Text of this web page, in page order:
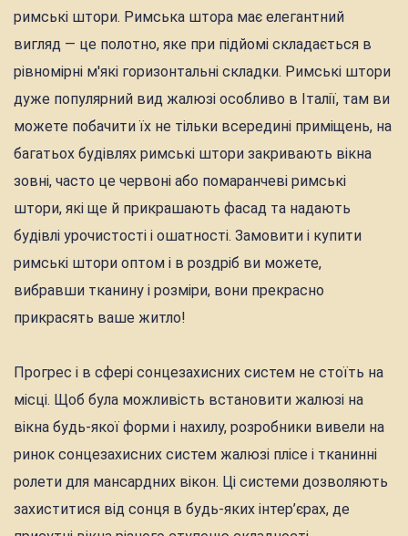
римські штори. Римська штора має елегантний
вигляд — це полотно, яке при підйомі складається в
рівномірні м'які горизонтальні складки. Римські штори
дуже популярний вид жалюзі особливо в Італії, там ви
можете побачити їх не тільки всередині приміщень, на
багатьох будівлях римські штори закривають вікна
зовні, часто це червоні або помаранчеві римські
штори, які ще й прикрашають фасад та надають
будівлі урочистості і ошатності. Замовити і купити
римські штори оптом і в роздріб ви можете,
вибравши тканину і розміри, вони прекрасно
прикрасять ваше житло!
Прогрес і в сфері сонцезахисних систем не стоїть на
місці. Щоб була можливість встановити жалюзі на
вікна будь-якої форми і нахилу, розробники вивели на
ринок сонцезахисних систем жалюзі плісе і тканинні
ролети для мансардних вікон. Ці системи дозволяють
захиститися від сонця в будь-яких інтер’єрах, де